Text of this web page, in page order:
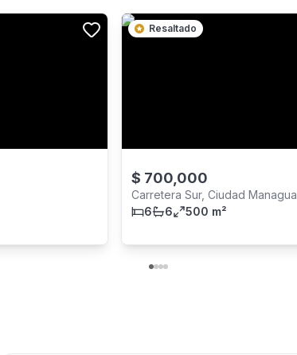
Resaltado
$ 700,000
Carretera Sur, Ciudad Managua
6
6 500 m²